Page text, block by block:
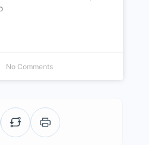
No Comments